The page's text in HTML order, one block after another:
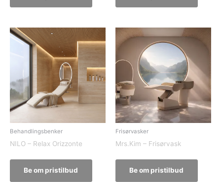
Behandlingsbenker
NILO – Relax Orizzonte
Be om pristilbud
Frisørvasker
Mrs.Kim – Frisørvask
Be om pristilbud